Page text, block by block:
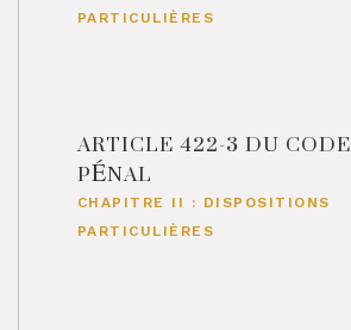
PARTICULIÈRES
ARTICLE 422-3 DU CODE
PÉNAL
CHAPITRE II : DISPOSITIONS
PARTICULIÈRES